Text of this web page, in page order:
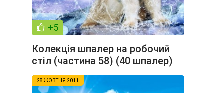
+5
Колекція шпалер на робочий
стіл (частина 58) (40 шпалер)
28 ЖОВТНЯ 2011